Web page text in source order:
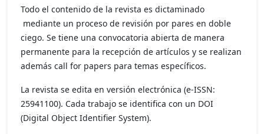
Todo el contenido de la revista es dictaminado
mediante un proceso de revisión por pares en doble
ciego. Se tiene una convocatoria abierta de manera
permanente para la recepción de artículos y se realizan
además call for papers para temas específicos.
La revista se edita en versión electrónica (e-ISSN:
25941100). Cada trabajo se identifica con un DOI
(Digital Object Identifier System).